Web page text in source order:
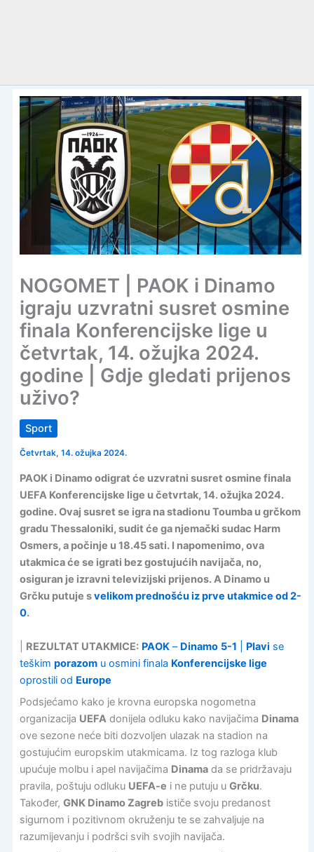
NOGOMET | PAOK i Dinamo
igraju uzvratni susret osmine
finala Konferencijske lige u
četvrtak, 14. ožujka 2024.
godine | Gdje gledati prijenos
uživo?
Sport
Četvrtak, 14. ožujka 2024.
PAOK i Dinamo odigrat će uzvratni susret osmine finala
UEFA Konferencijske lige u četvrtak, 14. ožujka 2024.
godine. Ovaj susret se igra na stadionu Toumba u grčkom
gradu Thessaloniki, sudit će ga njemački sudac Harm
Osmers, a počinje u 18.45 sati. I napomenimo, ova
utakmica će se igrati bez gostujućih navijača, no,
osiguran je izravni televizijski prijenos. A Dinamo u
Grčku putuje svelikom prednošću iz prve utakmice od 2-
0.
REZULTAT UTAKMICE: PAOK– Dinamo 5-1 Plavi se
teškim porazomu osmini finala Konferencijske lige
oprostili od Europe
Podsjećamo kako je krovna europska nogometna
organizacija UEFAdonijela odluku kako navijačima Dinama
ove sezone neće biti dozvoljen ulazak na stadion na
gostujućim europskim utakmicama. Iz tog razloga klub
upućuje molbu i apel navijačima Dinamada se pridržavaju
pravila, poštuju odluku UEFA-e i ne putuju u Grčku.
Također, GNK Dinamo Zagrebističe svoju predanost
sigurnom i pozitivnom okruženju te se zahvaljuje na
razumijevanju i podršci svih svojih navijača.